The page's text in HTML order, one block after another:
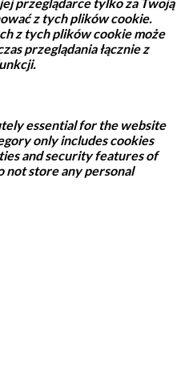
przeglądarce tylko za Twoją
z tych plików cookie.
z tych plików cookie może
przeglądania łącznie z
essential for the website
only includes cookies
and security features of
not store any personal